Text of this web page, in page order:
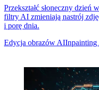
Przekształć słoneczny
filtry AI zmieniają nastrój
i porę dnia.
Edycja obrazów AI